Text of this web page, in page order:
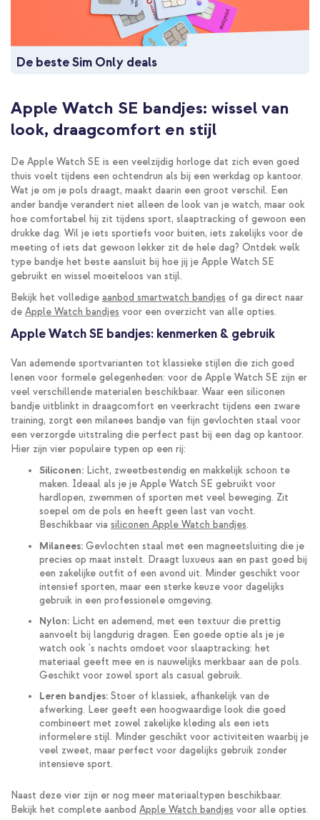
De beste Sim Only deals
Apple Watch SE bandjes: wissel van
look, draagcomfort en stijl
De Apple Watch SE is een veelzijdig horloge dat zich even goed
thuis voelt tijdens een ochtendrun als bij een werkdag op kantoor.
Wat je om je pols draagt, maakt daarin een groot verschil. Een
ander bandje verandert niet alleen de look van je watch, maar ook
hoe comfortabel hij zit tijdens sport, slaaptracking of gewoon een
drukke dag. Wil je iets sportiefs voor buiten, iets zakelijks voor de
meeting of iets dat gewoon lekker zit de hele dag? Ontdek welk
type bandje het beste aansluit bij hoe jij je Apple Watch SE
gebruikt en wissel moeiteloos van stijl.
Bekijk het volledige aanbod smartwatch bandjes of ga direct naar
de Apple Watch bandjes voor een overzicht van alle opties.
Apple Watch SE bandjes: kenmerken & gebruik
Van ademende sportvarianten tot klassieke stijlen die zich goed
lenen voor formele gelegenheden: voor de Apple Watch SE zijn er
veel verschillende materialen beschikbaar. Waar een siliconen
bandje uitblinkt in draagcomfort en veerkracht tijdens een zware
training, zorgt een milanees bandje van fijn gevlochten staal voor
een verzorgde uitstraling die perfect past bij een dag op kantoor.
Hier zijn vier populaire typen op een rij:
Siliconen: Licht, zweetbestendig en makkelijk schoon te
maken. Ideaal als je je Apple Watch SE gebruikt voor
hardlopen, zwemmen of sporten met veel beweging. Zit
soepel om de pols en heeft geen last van vocht.
Beschikbaar via siliconen Apple Watch bandjes.
Milanees: Gevlochten staal met een magneetsluiting die je
precies op maat instelt. Draagt luxueus aan en past goed bij
een zakelijke outfit of een avond uit. Minder geschikt voor
intensief sporten, maar een sterke keuze voor dagelijks
gebruik in een professionele omgeving.
Nylon: Licht en ademend, met een textuur die prettig
aanvoelt bij langdurig dragen. Een goede optie als je je
watch ook 's nachts omdoet voor slaaptracking: het
materiaal geeft mee en is nauwelijks merkbaar aan de pols.
Geschikt voor zowel sport als casual gebruik.
Leren bandjes: Stoer of klassiek, afhankelijk van de
afwerking. Leer geeft een hoogwaardige look die goed
combineert met zowel zakelijke kleding als een iets
informelere stijl. Minder geschikt voor activiteiten waarbij je
veel zweet, maar perfect voor dagelijks gebruik zonder
intensieve sport.
Naast deze vier zijn er nog meer materiaaltypen beschikbaar.
Bekijk het complete aanbod Apple Watch bandjes voor alle opties.